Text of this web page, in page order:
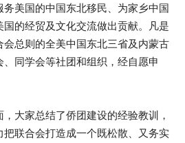
美国的中国东北移民、为家乡中国
的经贸及文化交流做出贡献。凡是
总则的全美中国东北三省及内蒙古
同学会等社团和组织，经自愿申
大家总结了侨团建设的经验教训，
联合会打造成一个既松散、又务实